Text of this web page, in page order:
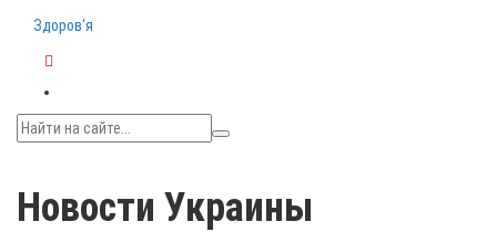
Здоров‘я
Новости Украины